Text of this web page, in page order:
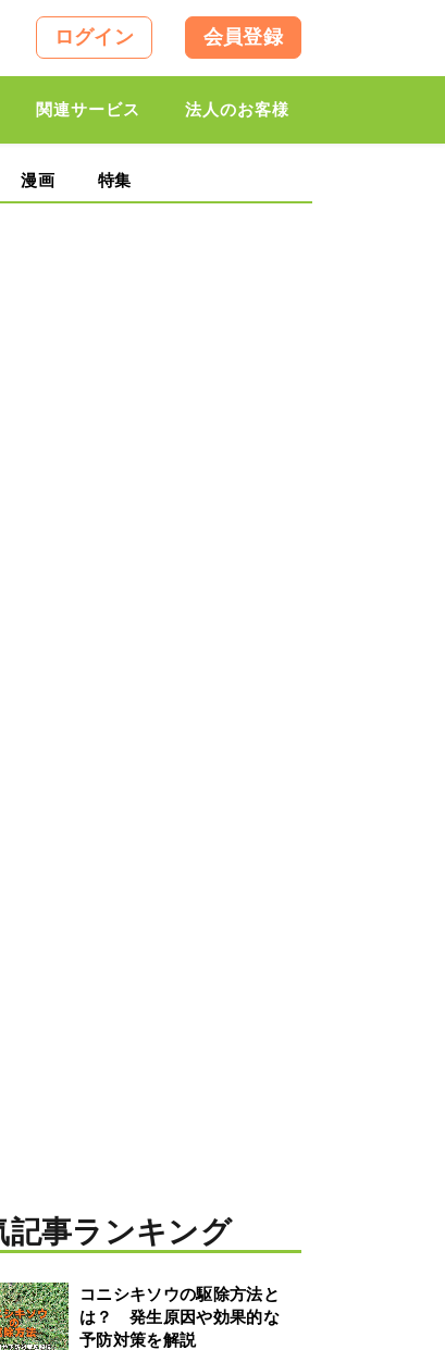
ログイン 会員登録
関連サービス 法人のお客様
漫画 特集
記事ランキング
コニシキソウの駆除方法と
は？ 発生原因や効果的な
予防対策を解説